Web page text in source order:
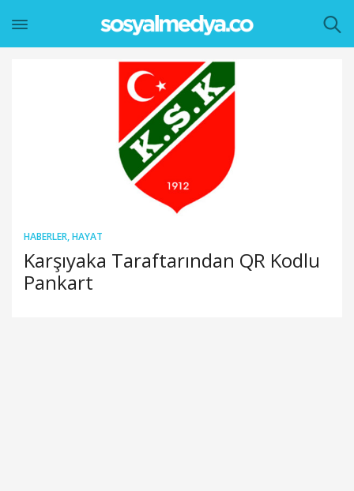
HABERLER,HAYAT
Karşıyaka Taraftarından QR Kodlu
Pankart